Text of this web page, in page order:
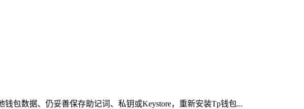
包数据、仍妥善保存助记词、私钥或Keystore，重新安装Tp钱包...